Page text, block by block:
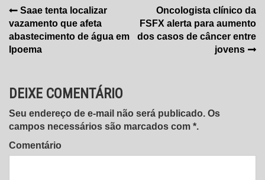
Navegação
de
Post
Saae tenta localizar
vazamento que afeta
abastecimento de água em
Ipoema
Oncologista clínico da
FSFX alerta para aumento
dos casos de câncer entre
jovens
DEIXE COMENTÁRIO
Seu endereço de e-mail não será publicado. Os
campos necessários são marcados com *.
Comentário